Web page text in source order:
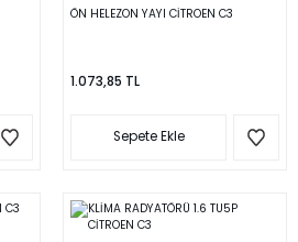
ÖN HELEZON YAYI CİTROEN C3
1.073,85 TL
Sepete Ekle